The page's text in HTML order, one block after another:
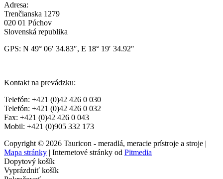
Adresa:
Trenčianska 1279
020 01 Púchov
Slovenská republika
GPS: N 49° 06′ 34.83″, E 18° 19′ 34.92″
Kontakt na prevádzku:
Telefón: +421 (0)42 426 0 030
Telefón: +421 (0)42 426 0 032
Fax: +421 (0)42 426 0 043
Mobil: +421 (0)905 332 173
Copyright © 2026 Tauricon - meradlá, meracie prístroje a stroje |
Mapa stránky | Internetové stránky od Pitmedia
Dopytový košík
Vyprázdniť košík